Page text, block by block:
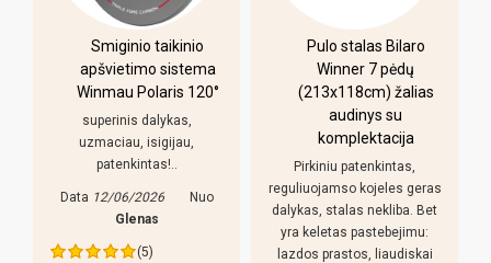
Smiginio taikinio
apšvietimo sistema
Winmau Polaris 120°
superinis dalykas,
uzmaciau, isigijau,
patenkintas!..
Data 12/06/2026
Nuo
Glenas
(5)
Pulo stalas Bilaro
Winner 7 pėdų
(213x118cm) žalias
audinys su
komplektacija
Pirkiniu patenkintas,
reguliuojamso kojeles geras
dalykas, stalas nekliba. Bet
yra keletas pastebejimu:
lazdos prastos, liaudiskai